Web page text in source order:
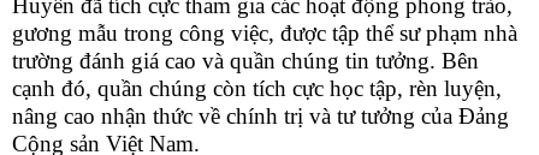
Huyền đã tích cực tham gia các hoạt động phong trào,
gương mẫu trong công việc, được tập thể sư phạm nhà
trường đánh giá cao và quần chúng tin tưởng. Bên
cạnh đó, quần chúng còn tích cực học tập, rèn luyện,
nâng cao nhận thức về chính trị và tư tưởng của Đảng
Cộng sản Việt Nam.